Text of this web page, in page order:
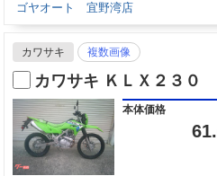
ゴヤオート 宜野湾店
カワサキ 複数画像
カワサキ ＫＬＸ２３０
本体価格